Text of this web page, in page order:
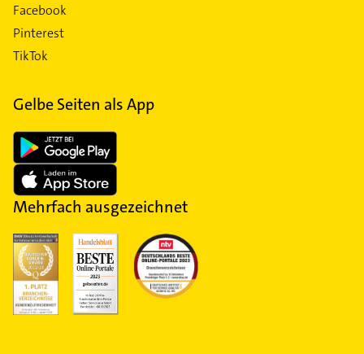
Facebook
Pinterest
TikTok
Gelbe Seiten als App
Mehrfach ausgezeichnet